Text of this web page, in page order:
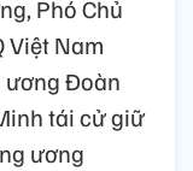
Phó Chủ
Việt Nam
ương Đoàn
tái cử giữ
ương